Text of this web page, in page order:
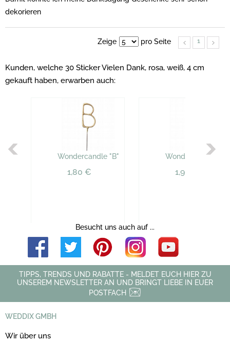
dekorieren
Zeige pro Seite 1
Kunden, welche 30 Sticker Vielen Dank, rosa, weiß, 4 cm
gekauft haben, erwarben auch:
Wondercandle "B"
1,80 €
Wondercandle "R"
1,90 €
Besucht uns auch auf ...
TIPPS, TRENDS UND RABATTE - MELDET EUCH HIER ZU
UNSEREM NEWSLETTER AN UND BRINGT LIEBE IN EUER
POSTFACH
WEDDIX GMBH
Wir über uns